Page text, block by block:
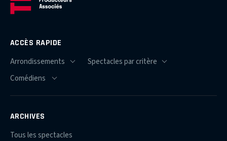
ACCÈS RAPIDE
ARCHIVES
Tous les spectacles